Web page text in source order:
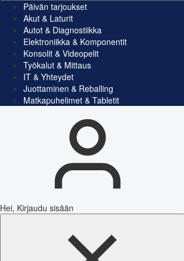
Päivän tarjoukset
Akut & Laturit
Autot & Diagnostiikka
Elektroniikka & Komponentit
Konsolit & Videopelit
Työkalut & Mittaus
IT & Yhteydet
Juottaminen & Reballing
Matkapuhelimet & Tabletit
Hei, Kirjaudu sisään